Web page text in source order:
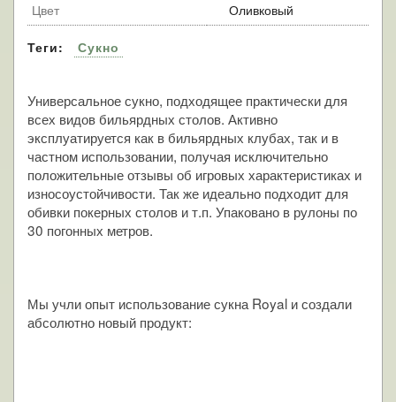
Цвет
Оливковый
Теги: Сукно
Универсальное сукно, подходящее практически для
всех видов бильярдных столов. Активно
эксплуатируется как в бильярдных клубах, так и в
частном использовании, получая исключительно
положительные отзывы об игровых характеристиках и
износоустойчивости. Так же идеально подходит для
обивки покерных столов и т.п. Упаковано в рулоны по
30 погонных метров.
Мы учли опыт использование сукна Royal и создали
абсолютно новый продукт: